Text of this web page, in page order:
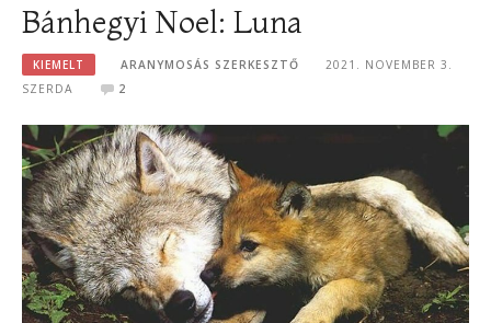
Bánhegyi Noel: Luna
KIEMELT ARANYMOSÁS SZERKESZTŐ
2021. NOVEMBER 3.
SZERDA
2